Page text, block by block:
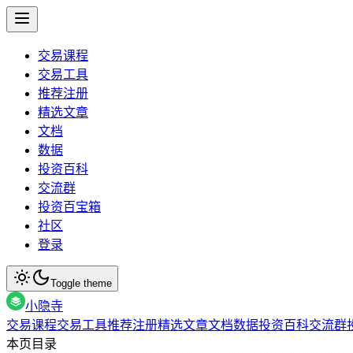
交易课程
交易工具
推荐注册
精选文章
文档
数据
投资百科
交流群
投资百宝箱
社区
登录
Toggle theme
小隐寺
交易课程交易工具推荐注册精选文章文档数据投资百科交流群
本页目录